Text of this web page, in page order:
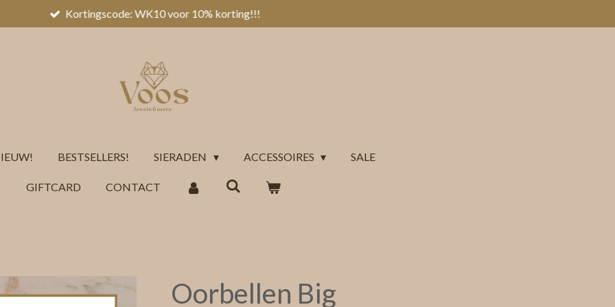
Kortingscode: WK10 voor 10% korting!!!
BESTSELLERS! SIERADEN ACCESSOIRES SALE
GIFTCARD CONTACT
Oorbellen Big